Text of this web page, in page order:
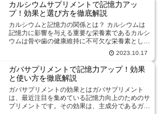
カルシウムサプリメントで記憶力アッ
プ！効果と選び方を徹底解説
カルシウムと記憶力の関係とは？ カルシウムは
記憶力に影響を与える重要な栄養素であるカルシ
ウムは骨や歯の健康維持に不可欠な栄養素として
知られていますが、最近の研究ではカルシウムが
記憶力にも重要な役割を果たしていることがわか
ってきました。脳内の...
2023.10.17
ガバサプリメントで記憶力アップ！効果
と使い方を徹底解説
ガバサプリメントの効果とはガバサプリメント
は、最近注目を集めている記憶力向上のためのサ
プリメントです。その効果は、主成分であるガバ